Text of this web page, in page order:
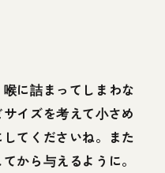
に詰まってしまわな
イズを考えて小さめ
てくださいね。また
から与えるように。